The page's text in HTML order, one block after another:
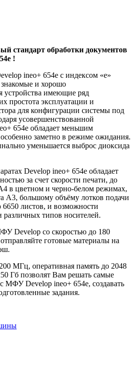
стандарт обработки документов
!
ineo+ 654e с индексом «е»
и хорошо
устройства имеющие ряд
простота эксплуатации и
для конфигурации системы под
усовершенствованной
654e обладает меньшим
заметно в режиме ожидания.
уменьшается выброс диоксида
Develop ineo+ 654e обладает
за счет скорости печати, до
в цветном и черно-белом режимах,
А3, большому объёму лотков подачи
листов, и возможности
типов носителей.
Develop со скоростью до 180
готовые материалы на
МГц, оперативная память до 2048
Гб позволят Вам решать самые
МФУ Develop ineo+ 654e, создавать
задания.